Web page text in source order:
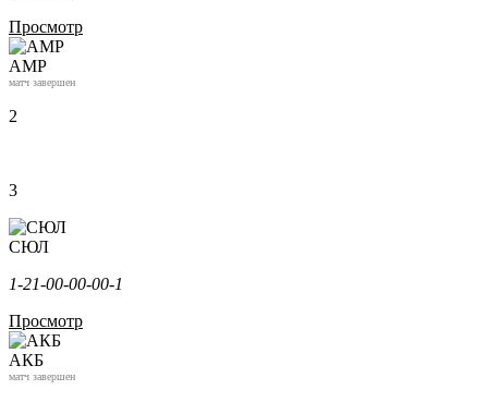
Просмотр
АМР
матч завершен
2
3
СЮЛ
1-21-00-00-00-1
Просмотр
АКБ
матч завершен